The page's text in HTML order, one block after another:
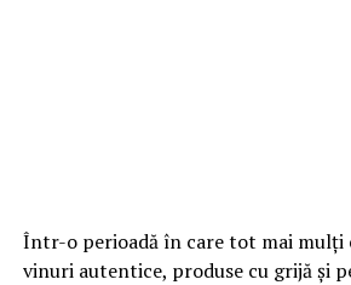
Într-o perioadă în care tot mai mulți
vinuri autentice, produse cu grijă și